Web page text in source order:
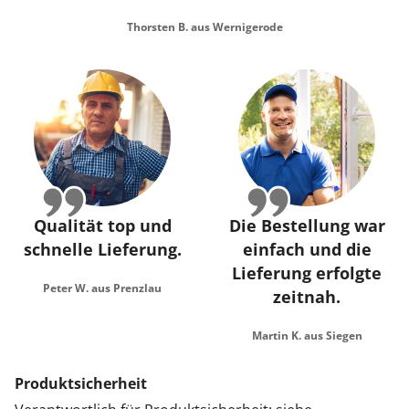
Thorsten B. aus Wernigerode
Qualität top und
schnelle Lieferung.
Peter W. aus Prenzlau
Die Bestellung war
einfach und die
Lieferung erfolgte
zeitnah.
Martin K. aus Siegen
Produktsicherheit